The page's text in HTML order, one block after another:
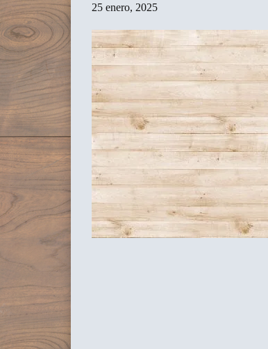
25 enero, 2025